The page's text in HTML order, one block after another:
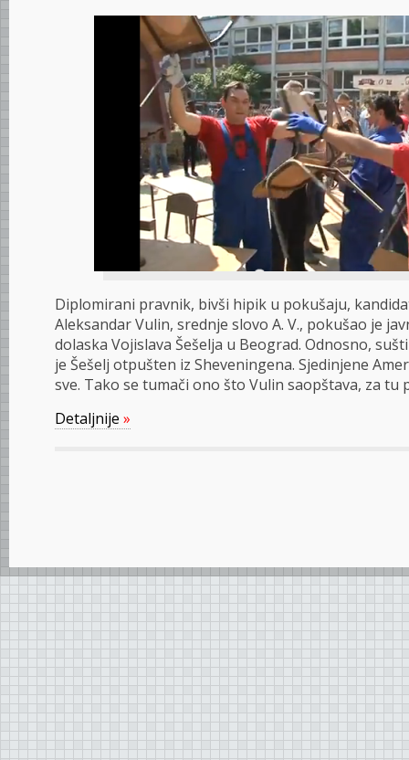
Diplomirani pravnik, bivši hipik u pokušaju,
Aleksandar Vulin, srednje slovo A. V., pokušao je
dolaska Vojislava Šešelja u Beograd. Odnosno,
je Šešelj otpušten iz Sheveningena. Sjedinjene
sve. Tako se tumači ono što Vulin saopštava, za tu
Detaljnije »